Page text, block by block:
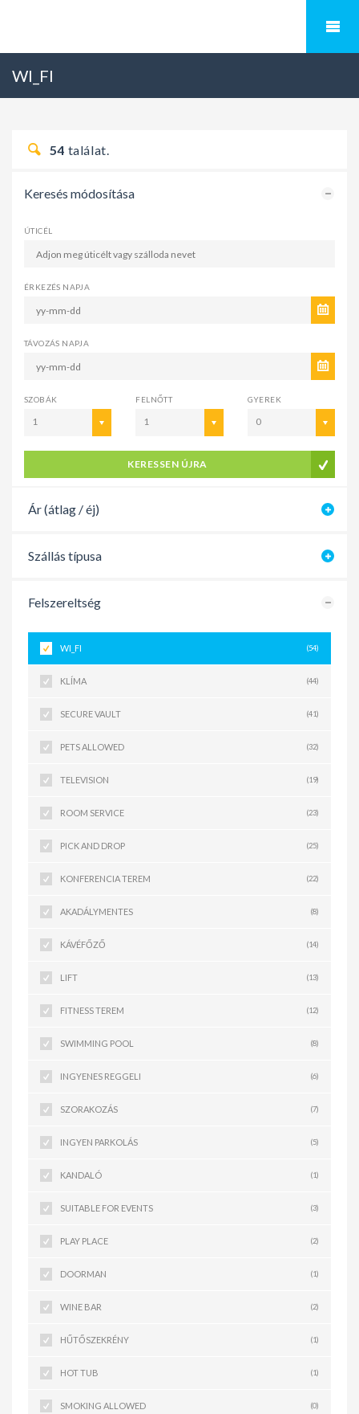
WI_FI
54 találat.
Keresés módosítása
ÚTICÉL
ÉRKEZÉS NAPJA
TÁVOZÁS NAPJA
SZOBÁK
1
FELNŐTT
1
GYEREK
0
KERESSEN ÚJRA
Ár (átlag / éj)
Szállás típusa
Felszereltség
WI_FI (54)
KLÍMA (44)
SECURE VAULT (41)
PETS ALLOWED (32)
TELEVISION (19)
ROOM SERVICE (23)
PICK AND DROP (25)
KONFERENCIA TEREM (22)
AKADÁLYMENTES (8)
KÁVÉFŐZŐ (14)
LIFT (13)
FITNESS TEREM (12)
SWIMMING POOL (8)
INGYENES REGGELI (6)
SZORAKOZÁS (7)
INGYEN PARKOLÁS (5)
KANDALÓ (1)
SUITABLE FOR EVENTS (3)
PLAY PLACE (2)
DOORMAN (1)
WINE BAR (2)
HŰTŐSZEKRÉNY (1)
HOT TUB (1)
SMOKING ALLOWED (0)